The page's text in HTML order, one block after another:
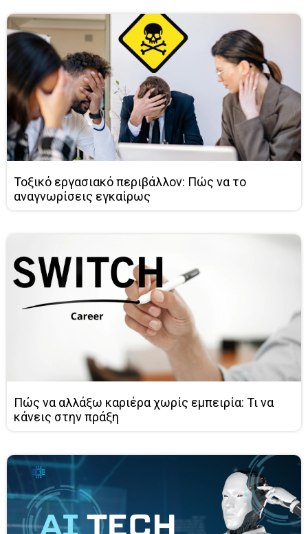
Τοξικό εργασιακό περιβάλλον: Πώς να το
αναγνωρίσεις εγκαίρως
Πώς να αλλάξω καριέρα χωρίς εμπειρία: Τι να
κάνεις στην πράξη